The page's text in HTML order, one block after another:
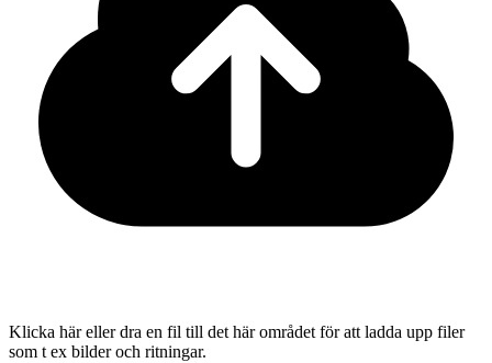
Klicka här eller dra en fil till det här området för att ladda upp filer
som t ex bilder och ritningar.